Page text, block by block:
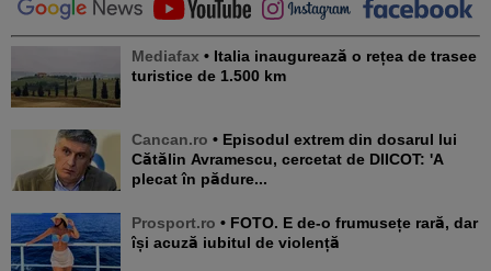
Mediafax • Italia inaugurează o rețea de trasee
turistice de 1.500 km
Cancan.ro • Episodul extrem din dosarul lui
Cătălin Avramescu, cercetat de DIICOT: 'A
plecat în pădure...
Prosport.ro • FOTO. E de-o frumusețe rară, dar
își acuză iubitul de violență